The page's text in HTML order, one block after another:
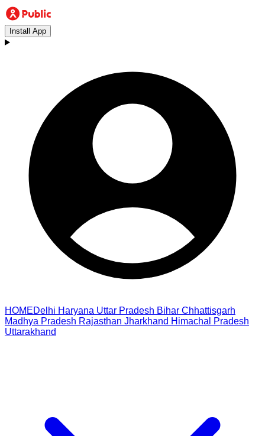
Install App
HOMEDelhi Haryana Uttar Pradesh Bihar Chhattisgarh
Madhya Pradesh Rajasthan Jharkhand Himachal Pradesh
Uttarakhand